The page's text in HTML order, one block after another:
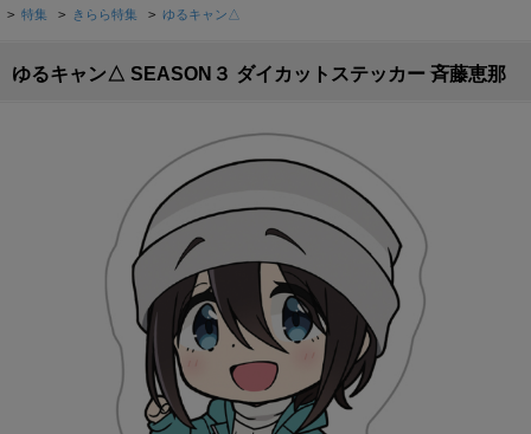
> 特集 > きらら特集 > ゆるキャン△
ゆるキャン△ SEASON３ ダイカットステッカー 斉藤恵那